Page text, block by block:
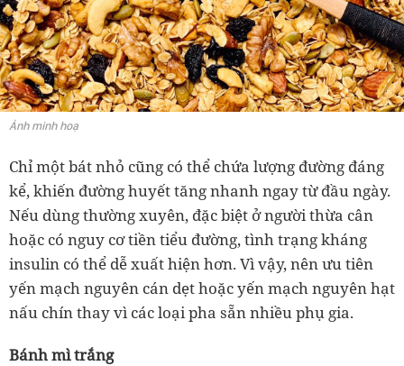
Ảnh minh hoạ
Chỉ một bát nhỏ cũng có thể chứa lượng đường đáng
kể, khiến đường huyết tăng nhanh ngay từ đầu ngày.
Nếu dùng thường xuyên, đặc biệt ở người thừa cân
hoặc có nguy cơ tiền tiểu đường, tình trạng kháng
insulin có thể dễ xuất hiện hơn. Vì vậy, nên ưu tiên
yến mạch nguyên cán dẹt hoặc yến mạch nguyên hạt
nấu chín thay vì các loại pha sẵn nhiều phụ gia.
Bánh mì trắng